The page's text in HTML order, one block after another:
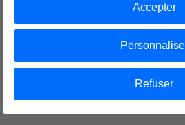
Téléchargez notre
élaguer aujourd’hui,
coupure demain »
Refuser
Accepter